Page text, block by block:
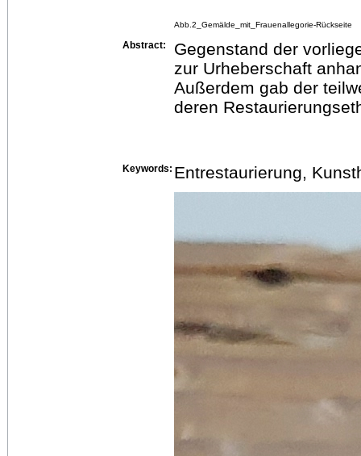
Abb.2_Gemälde_mit_Frauenallegorie-Rückseite
Abstract:
Gegenstand der
zur Urheberschaft
Außerdem gab der
deren
Keywords: Entrestaurierung,